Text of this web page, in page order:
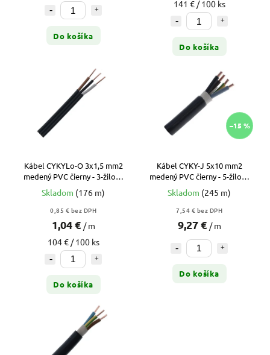
Do košíka
141 € / 100 ks
Do košíka
Kábel CYKYLo-O 3x1,5 mm2
medený PVC čierny - 3-žilový
plochý prívod pre zložité
vypínače
Skladom (176 m)
0,85 € bez DPH
1,04 € / m
104 € / 100 ks
Do košíka
–15 %
Kábel CYKY-J 5x10 mm2
medený PVC čierny - 5-žilový
hlavný prívod k rozvádzačom
(metráž)
Skladom (245 m)
7,54 € bez DPH
9,27 € / m
Do košíka